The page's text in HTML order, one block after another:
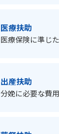
医療扶助
医療保険に準じ
出産扶助
分娩に必要な費用